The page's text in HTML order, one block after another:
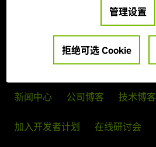
企业可持续发展
新闻与活动
新闻中心 公司博客 技术博客
加入开发者计划 在线研讨会
管理设置
拒绝可选 Cookie